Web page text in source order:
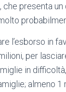
presenta
l’esborso in
per
in
almeno